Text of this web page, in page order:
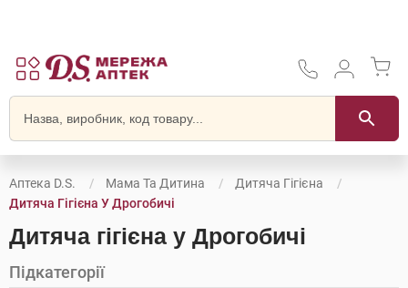
Аптека D.S. Мама Та Дитина
Дитяча Гігієна
Дитяча Гігієна У Дрогобичі
Дитяча гігієна у Дрогобичі
Підкатегорії